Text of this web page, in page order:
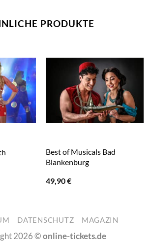
PRODUKTE
Best of Musicals Bad
Blankenburg
49,90€
DATENSCHUTZ MAGAZIN
2026 ©online-tickets.de